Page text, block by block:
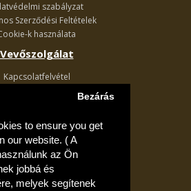
to ensure you get
our website. ( A
az Ön
jobbá és
melyek segítenek
Bezárás
szabályzat
Szerződési Feltételek
k használata
Vevőszolgálat
Kapcsolatfelvétel
Akciós ajánlatok
Fiók
Kívánságlista